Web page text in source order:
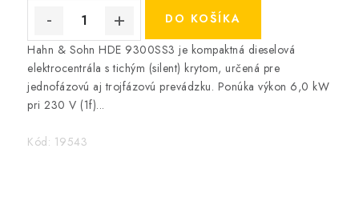
DO KOŠÍKA
Hahn & Sohn HDE 9300SS3 je kompaktná dieselová
elektrocentrála s tichým (silent) krytom, určená pre
jednofázovú aj trojfázovú prevádzku. Ponúka výkon 6,0 kW
pri 230 V (1f)...
Kód: 19543